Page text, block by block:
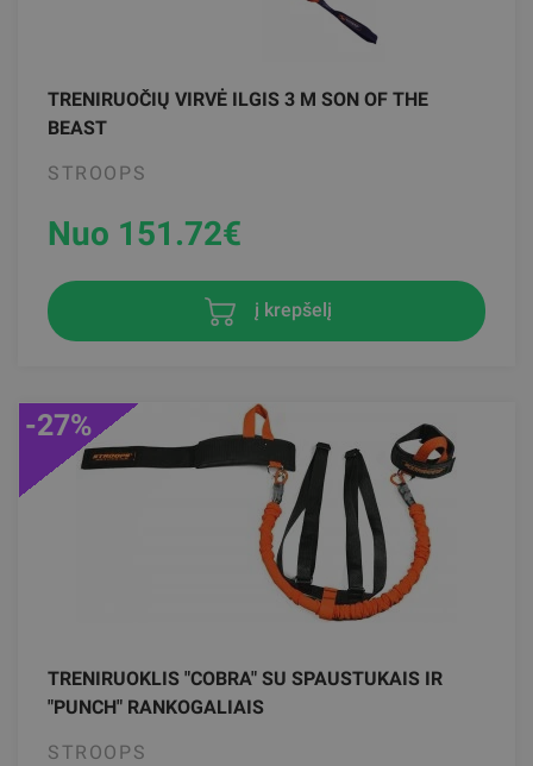
TRENIRUOČIŲ VIRVĖ ILGIS 3 M SON OF THE
BEAST
STROOPS
Nuo 151.72€
į krepšelį
TRENIRUOKLIS "COBRA" SU SPAUSTUKAIS IR
"PUNCH" RANKOGALIAIS
STROOPS
-27%